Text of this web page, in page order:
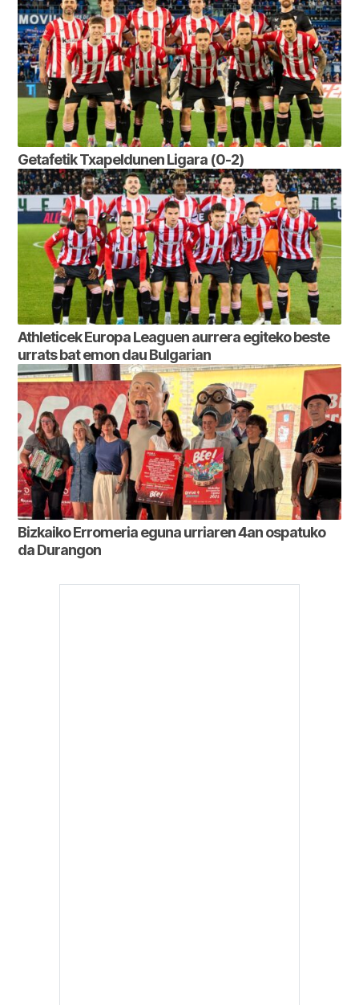
Getafetik Txapeldunen Ligara (0-2)
Athleticek Europa Leaguen aurrera egiteko beste
urrats bat emon dau Bulgarian
Bizkaiko Erromeria eguna urriaren 4an ospatuko
da Durangon